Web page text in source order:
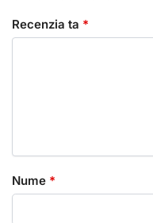
Recenzia ta *
Nume *